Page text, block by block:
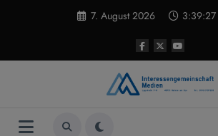
7. August 2026 3:39:28